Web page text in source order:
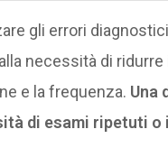
gli errori
necessità di
e la frequenza. Una
di esami ripetuti